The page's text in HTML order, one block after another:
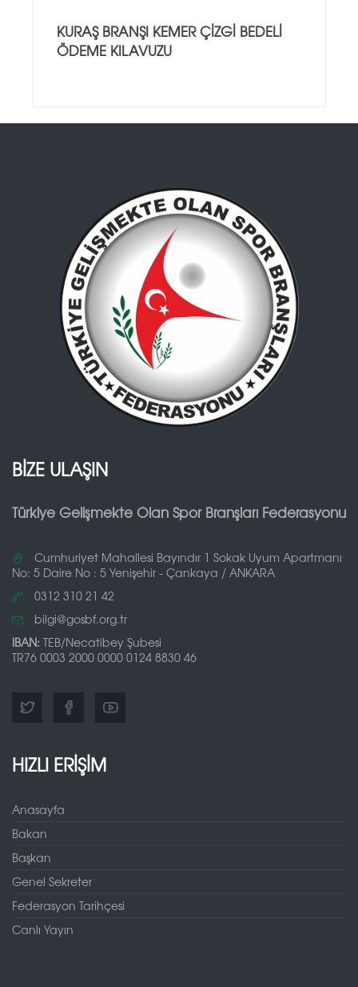
KURAŞ BRANŞI KEMER ÇİZGİ BEDELİ
ÖDEME KILAVUZU
BİZE ULAŞIN
Türkiye Gelişmekte Olan Spor Branşları Federasyonu
Cumhuriyet Mahallesi Bayındır 1 Sokak Uyum Apartmanı
No: 5 Daire No : 5 Yenişehir - Çankaya / ANKARA
0312 310 21 42
bilgi@gosbf.org.tr
IBAN: TEB/Necatibey Şubesi
TR76 0003 2000 0000 0124 8830 46
HIZLI ERİŞİM
Anasayfa
Bakan
Başkan
Genel Sekreter
Federasyon Tarihçesi
Canlı Yayın